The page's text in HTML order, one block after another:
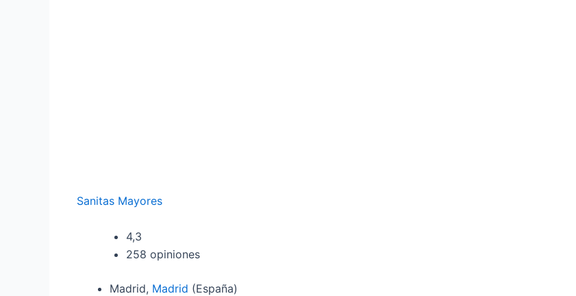
Sanitas Mayores
4,3
258 opiniones
Madrid, Madrid (España)